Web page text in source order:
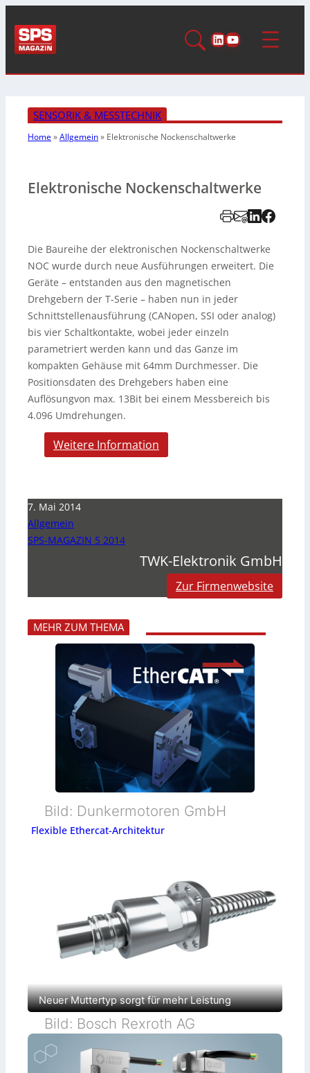
LinkedIn
YouTube
SENSORIK & MESSTECHNIK
Home»Allgemein» Elektronische Nockenschaltwerke
Elektronische Nockenschaltwerke
Die Baureihe der elektronischen Nockenschaltwerke
NOC wurde durch neue Ausführungen erweitert. Die
Geräte – entstanden aus den magnetischen
Drehgebern der T-Serie – haben nun in jeder
Schnittstellenausführung (CANopen, SSI oder analog)
bis vier Schaltkontakte, wobei jeder einzeln
parametriert werden kann und das Ganze im
kompakten Gehäuse mit 64mm Durchmesser. Die
Positionsdaten des Drehgebers haben eine
Auflösungvon max. 13Bit bei einem Messbereich bis
4.096 Umdrehungen.
Weitere Information
7. Mai 2014
Allgemein
SPS-MAGAZIN 5 2014
TWK-Elektronik GmbH
Zur Firmenwebsite
MEHR ZUM THEMA
Bild: Dunkermotoren GmbH
Flexible Ethercat-Architektur
Neuer Muttertyp sorgt für mehr Leistung
Bild: Bosch Rexroth AG